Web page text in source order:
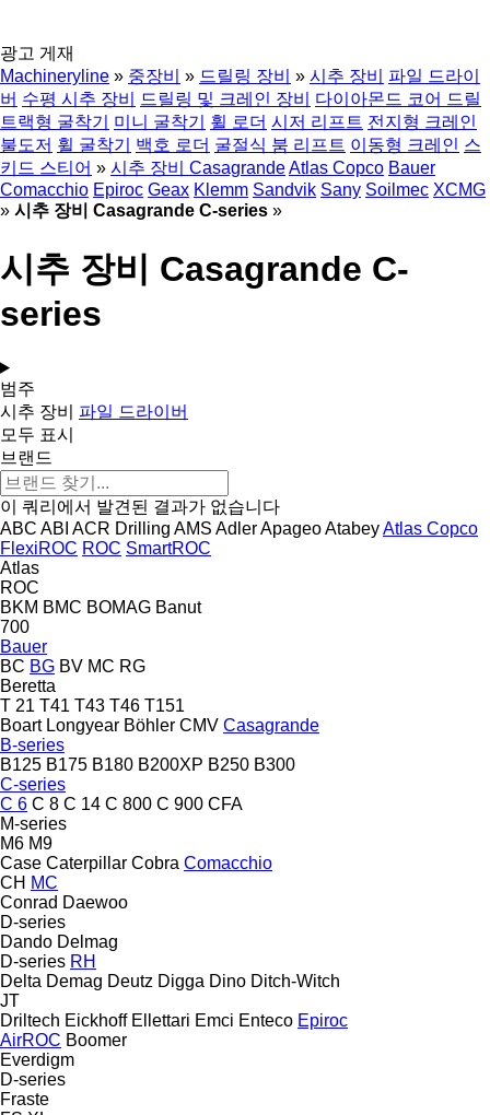
광고 게재
Machineryline » 중장비 » 드릴링 장비 » 시추 장비
파일 드라이
버 수평 시추 장비 드릴링 및 크레인 장비
다이아몬드 코어 드릴
트랙형 굴착기
미니 굴착기 휠 로더 시저 리프트 전지형 크레인
불도저 휠 굴착기 백호 로더 굴절식 붐 리프트 이동형 크레인 스
키드 스티어 » 시추 장비 CasagrandeAtlas Copco Bauer
Comacchio Epiroc Geax Klemm Sandvik Sany Soilmec XCMG
» 시추 장비 Casagrande C-series »
시추 장비 Casagrande C-
series
범주
시추 장비
파일 드라이버
모두 표시
브랜드
이 쿼리에서 발견된 결과가 없습니다
ABC ABI ACR Drilling AMS AdlerApageoAtabeyAtlas Copco
FlexiROC ROC SmartROC
Atlas
ROC
BKM BMC BOMAG Banut
700
Bauer
BC BG BV MC RG
Beretta
T 21 T41 T43 T46 T151
Boart Longyear Böhler CMV Casagrande
B-series
B125 B175 B180 B200XP B250 B300
C-series
C 6 C 8 C 14 C 800 C 900 CFA
M-series
M6 M9
Case Caterpillar Cobra Comacchio
CH MC
Conrad Daewoo
D-series
Dando Delmag
D-series RH
Delta Demag Deutz Digga Dino Ditch-Witch
JT
Driltech Eickhoff Ellettari Emci Enteco Epiroc
AirROC Boomer
Everdigm
D-series
Fraste